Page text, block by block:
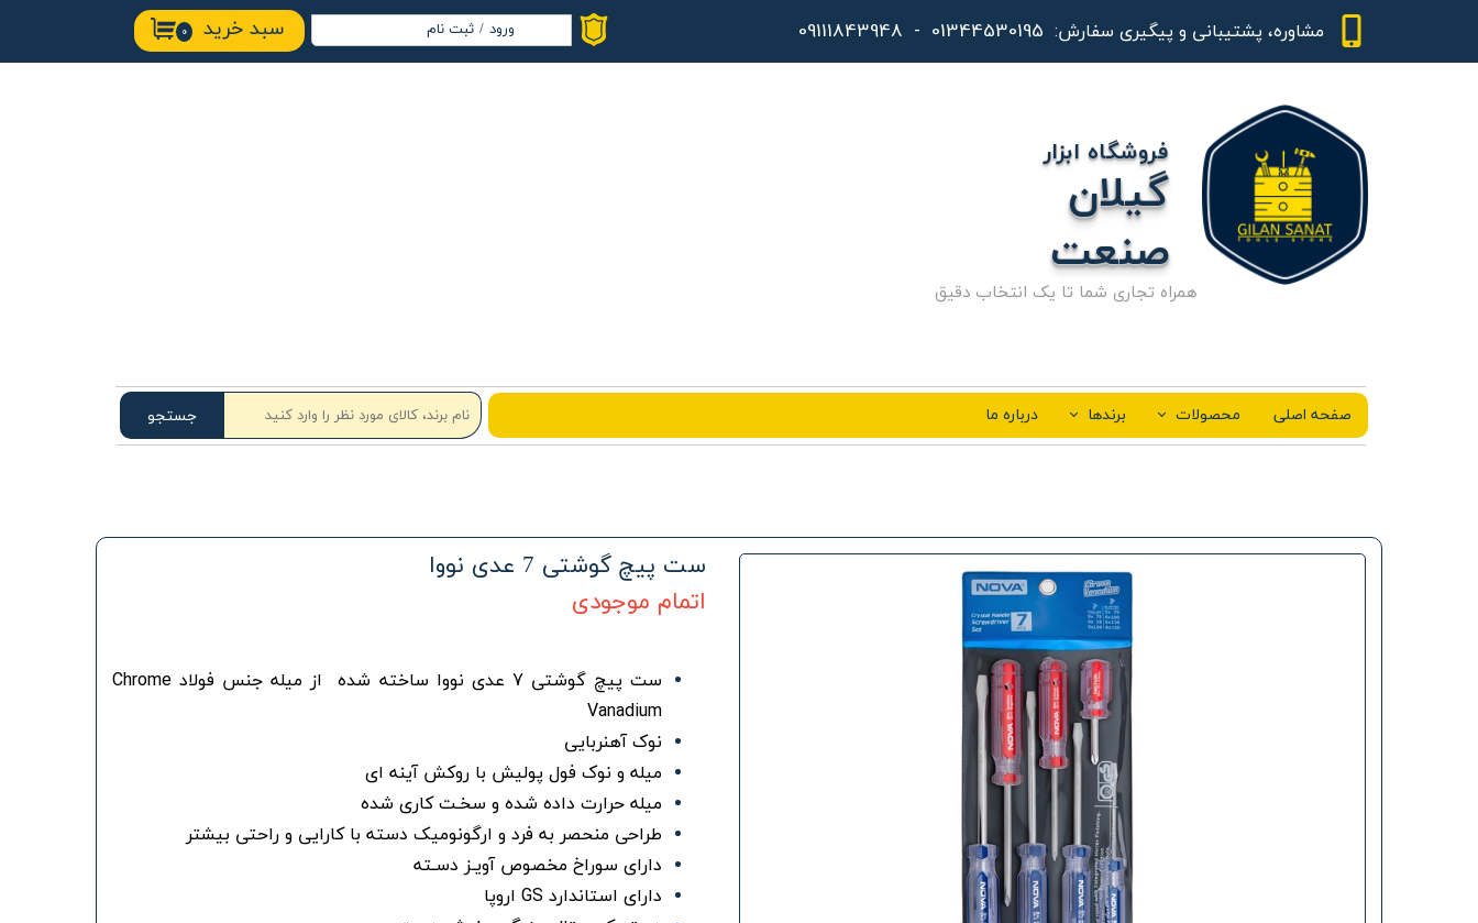
مشاوره، پشتیبانی و پیگیری سفارش:01344530195 - 09111843948 ۰ سبد خرید ورود / ثبت نام
حساب کاربری من
جستجو صفحه اصلی محصولات برندها درباره ما
گیلان
صنعت
فروشگاه ابزار
همراه تجاری شما تا یک انتخاب دقیق
ست پیچ گوشتی 7 عدی نووا
اتمام موجودی
ست پیچ گوشتی 7 عدی نووا ساخته شده از میله جنس فولاد Chrome
Vanadium
نوک آهنربایی
میله و نوک فول پولیش با روکش آینه ای
میله حرارت داده شده و سخـت کاری شده
طراحی منحصر به فرد و ارگونومیک دسته با کارایی و راحتی بیشتر
دارای سوراخ مخصوص آویـز دسـته
دارای استاندارد GS اروپا